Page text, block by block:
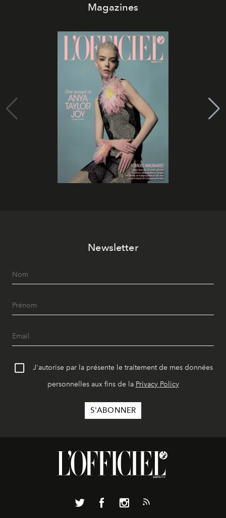
Magazines
Newsletter
J'autorise par la présente le traitement de mes données
personnelles aux fins de la Privacy Policy